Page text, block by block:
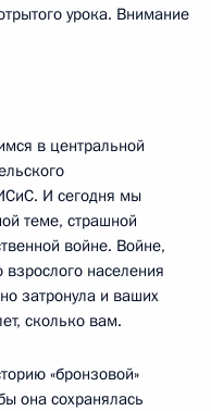
урока. Внимание
в центральной
И сегодня мы
теме, страшной
войне. Войне,
взрослого населения
затронула и ваших
сколько вам.
«бронзовой»
она сохранялась